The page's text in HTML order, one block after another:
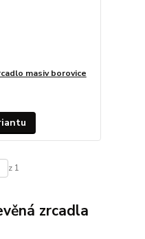
masiv borovice
z 1
zrcadla